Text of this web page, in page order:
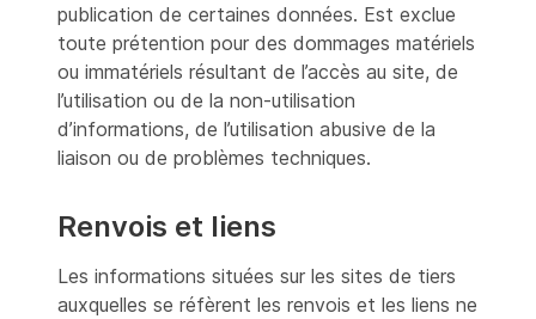
publication de certaines données. Est exclue
toute prétention pour des dommages matériels
ou immatériels résultant de l’accès au site, de
l’utilisation ou de la non-utilisation
d’informations, de l’utilisation abusive de la
liaison ou de problèmes techniques.
Renvois et liens
Les informations situées sur les sites de tiers
auxquelles se réfèrent les renvois et les liens ne